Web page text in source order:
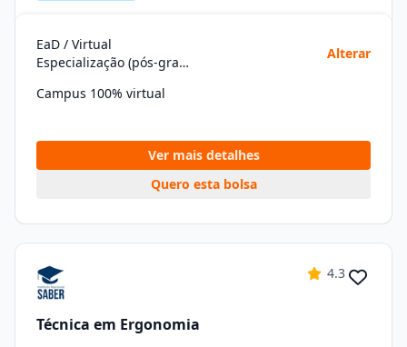
EaD / Virtual
Especialização (pós-graduação)
Alterar
Campus 100% virtual
Ver mais detalhes
Quero esta bolsa
4.3
Técnica em Ergonomia